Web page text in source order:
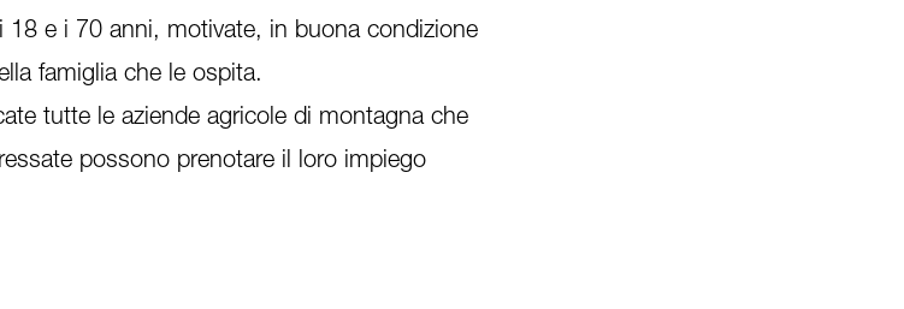
e i 70 anni, motivate, in buona condizione
famiglia che le ospita.
tutte le aziende agricole di montagna che
possono prenotare il loro impiego